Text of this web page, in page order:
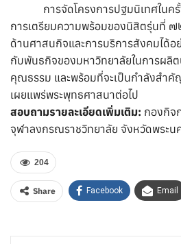
การจัดโครงการปฐมนิเทศในครั้
การเตรียมความพร้อมของนิสิตรุ่นที่
ด้านศาสนกิจและการบริการสังคมได้
กับพันธกิจของมหาวิทยาลัยในการผ
คุณธรรม และพร้อมที่จะเป็นกำลังสำ
เผยแพร่พระพุทธศาสนาต่อไป
สอบถามรายละเอียดเพิ่มเติม: กองกิจ
จุฬาลงกรณราชวิทยาลัย จังหวัดพระน
204
Share Facebook Email